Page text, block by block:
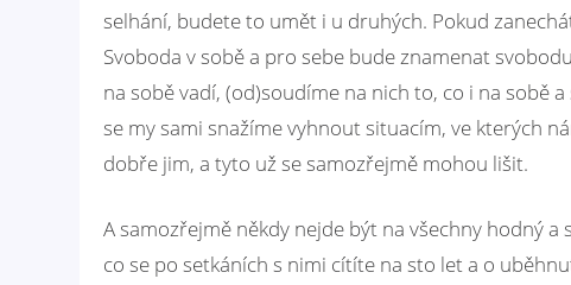
selhání, budete to umět i u druhých. Pokud
Svoboda v sobě a pro sebe bude znamenat
na sobě vadí, (od)soudíme na nich to, co i na sobě
se my sami snažíme vyhnout situacím, ve kterých
dobře jim, a tyto už se samozřejmě mohou lišit.
A samozřejmě někdy nejde být na všechny hodný
co se po setkáních s nimi cítíte na sto let a o